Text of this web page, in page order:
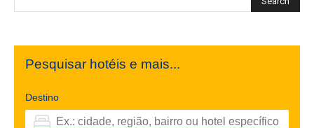
Pesquisar hotéis e mais...
Destino